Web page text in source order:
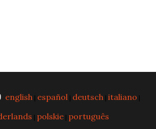
english | español | deutsch |italiano |
| polskie| português